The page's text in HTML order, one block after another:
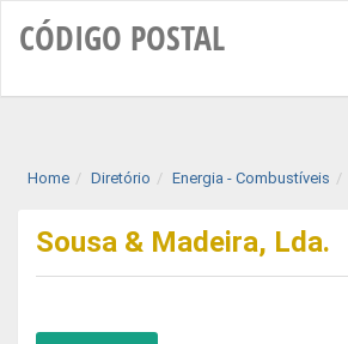
CÓDIGO POSTAL
Home Diretório Energia - Combustíveis
Sousa & Madeira, Lda.